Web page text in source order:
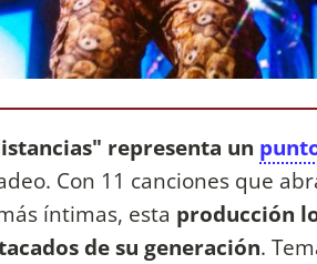
representa un
Con 11 canciones que
íntimas, esta producción
de su generación.